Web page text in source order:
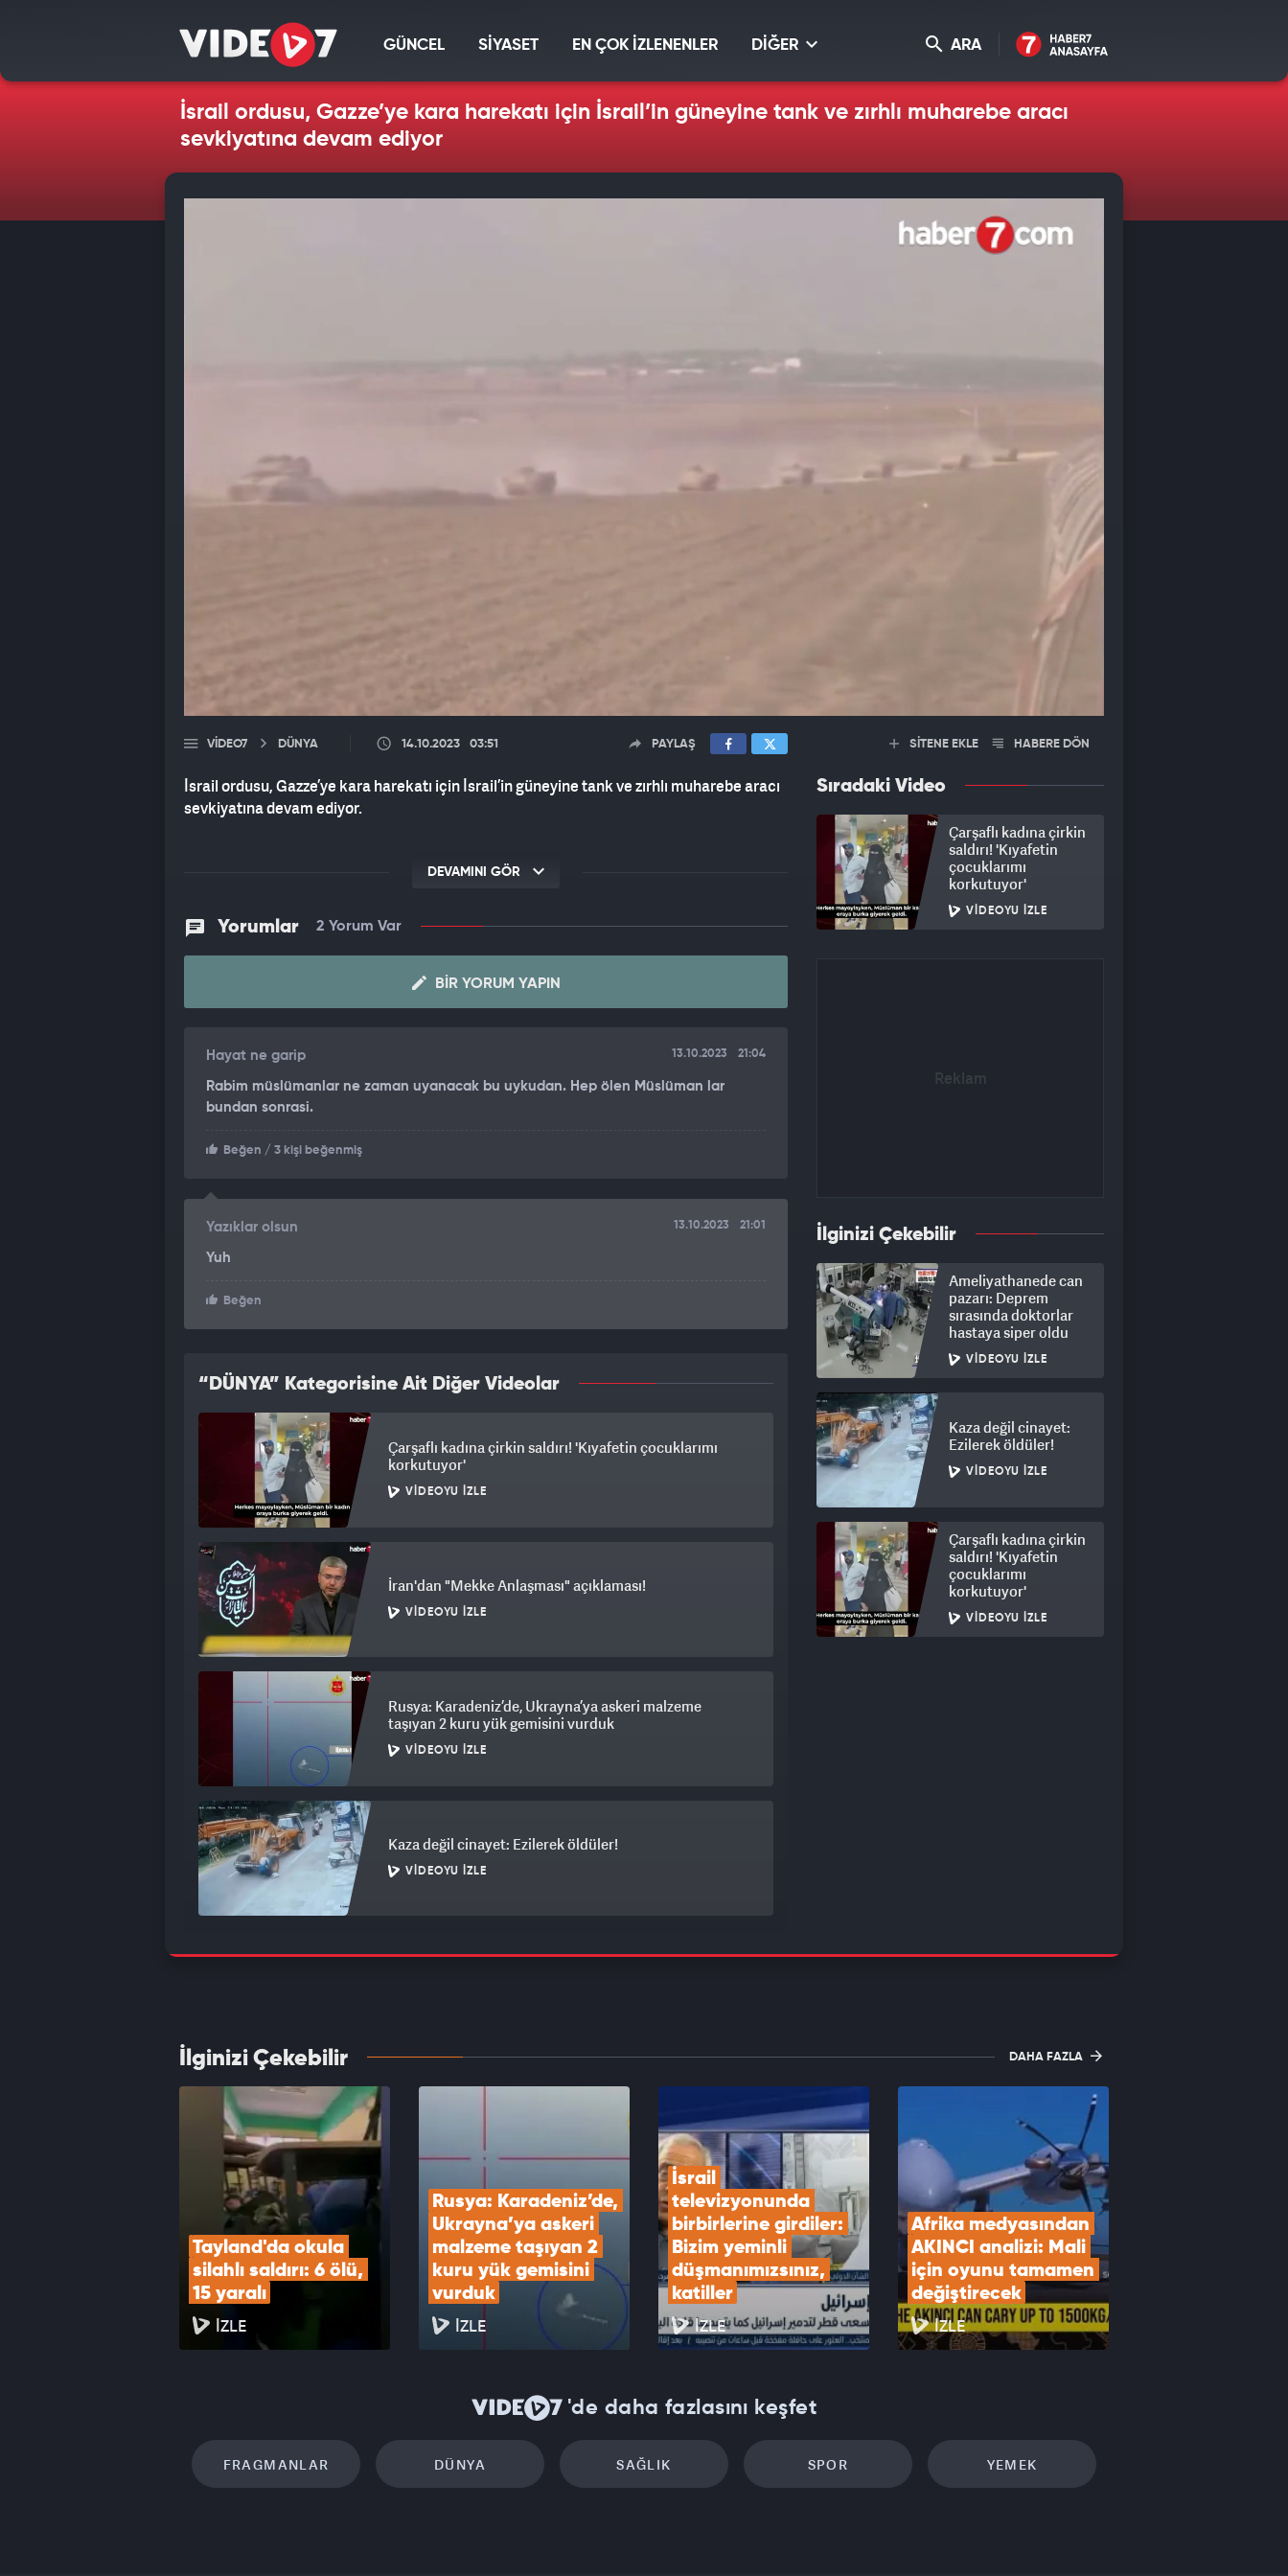
GÜNCEL SİYASET EN ÇOK İZLENENLER DİĞER ARA
İsrail ordusu, Gazze’ye kara harekatı için İsrail’in güneyine tank ve zırhlı muharebe aracı
sevkiyatına devam ediyor
VIDEO7 DÜNYA 14.10.2023 03:51 PAYLAŞ
İsrail ordusu, Gazze’ye kara harekatı için İsrail’in güneyine tank ve zırhlı muharebe aracı
sevkiyatına devam ediyor.
DEVAMINI GÖR
Yorumlar 2 Yorum Var
BIR YORUM YAPIN
Hayat ne garip 13.10.2023 21:04
Rabim müslümanlar ne zaman uyanacak bu uykudan. Hep ölen Müslüman lar
bundan sonrasi.
Beğen / 3 kişi beğenmiş
Yazıklar olsun 13.10.2023 21:01
Yuh
Beğen
“DÜNYA” Kategorisine Ait Diğer Videolar
Çarşaflı kadına çirkin saldırı! 'Kıyafetin çocuklarımı
korkutuyor'
VIDEOYU İZLE
İran'dan "Mekke Anlaşması" açıklaması!
VIDEOYU İZLE
Rusya: Karadeniz’de, Ukrayna’ya askeri malzeme
taşıyan 2 kuru yük gemisini vurduk
VIDEOYU İZLE
Kaza değil cinayet: Ezilerek öldüler!
VIDEOYU İZLE
SİTENE EKLE HABERE DÖN
Sıradaki Video
Çarşaflı kadına çirkin
saldırı! 'Kıyafetin
çocuklarımı
korkutuyor'
VIDEOYU İZLE
İlginizi Çekebilir
Ameliyathanede can
pazarı: Deprem
sırasında doktorlar
hastaya siper oldu
VIDEOYU İZLE
Kaza değil cinayet:
Ezilerek öldüler!
VIDEOYU İZLE
Çarşaflı kadına çirkin
saldırı! 'Kıyafetin
çocuklarımı
korkutuyor'
VIDEOYU İZLE
İlginizi Çekebilir DAHA FAZLA
Tayland'da okula
silahlı saldırı: 6 ölü,
15 yaralı
İZLE
Rusya: Karadeniz’de,
Ukrayna’ya askeri
malzeme taşıyan 2
kuru yük gemisini
vurduk
İZLE
İsrail
televizyonunda
birbirlerine girdiler:
Bizim yeminli
düşmanımızsınız,
katiller
İZLE
Afrika medyasından
AKINCI analizi: Mali
için oyunu tamamen
değiştirecek
İZLE
'de daha fazlasını keşfet
FRAGMANLAR DÜNYA SAĞLIK SPOR YEMEK